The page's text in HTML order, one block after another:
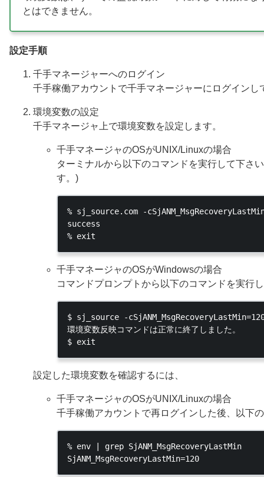
とはできません。
設定手順
千手マネージャーへのログイン
千手稼働アカウントで千手マネージャーにログインし
環境変数の設定
千手マネージャ上で環境変数を設定します。
千手マネージャのOSがUNIX/Linuxの場合
ターミナルから以下のコマンドを実行して下さ
す。)
% sj_source.com -
success
千手マネージャのOSがWindowsの場合
コマンドプロンプトから以下のコマンドを実行
$ sj_source -
環境変数反映コマンドは正常に終了しました。
設定した環境変数を確認するには、
千手マネージャのOSがUNIX/Linuxの場合
千手稼働アカウントで再ログインした後、以下
% env | grep SjANM_MsgRecoveryLastMin